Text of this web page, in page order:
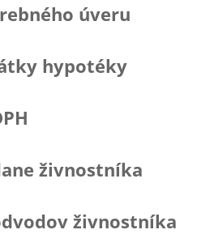
úveru
hypotéky
živnostníka
živnostníka